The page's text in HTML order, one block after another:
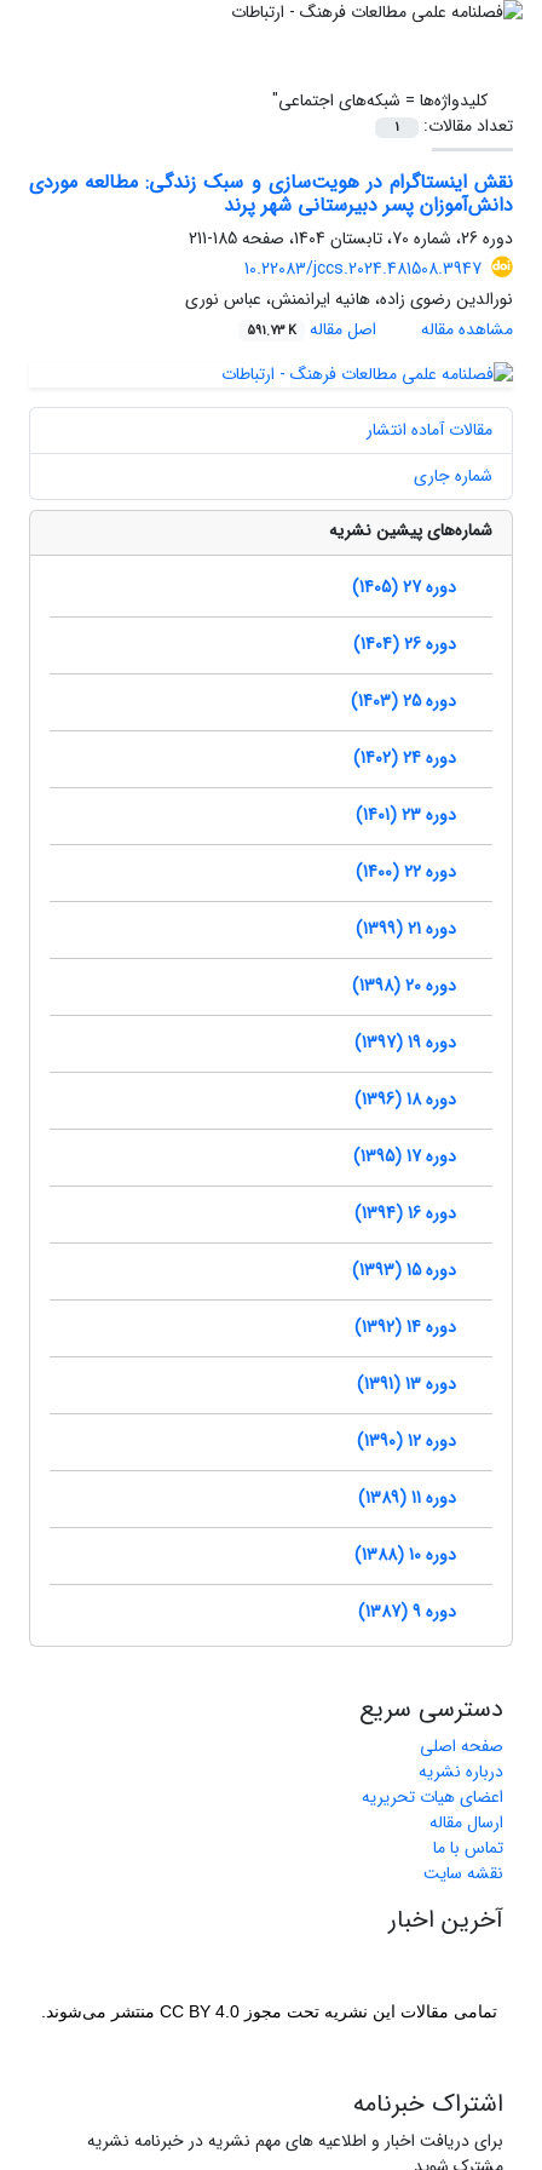
کلیدواژه‌ها = شبکه‌های اجتماعی"
تعداد مقالات:
1
نقش اینستاگرام در هویت‌سازی و سبک زندگی: مطالعه موردی
دانش‌آموزان پسر دبیرستانی شهر پرند
دوره 26، شماره 70، تابستان 1404، صفحه
185-211
10.22083/jccs.2024.481508.3947
نورالدین رضوی زاده، هانیه ایرانمنش، عباس نوری
مشاهده مقاله
اصل مقاله 591.73 K
مقالات آماده انتشار
شماره جاری
شماره‌های پیشین نشریه
دوره 27 (1405)
دوره 26 (1404)
دوره 25 (1403)
دوره 24 (1402)
دوره 23 (1401)
دوره 22 (1400)
دوره 21 (1399)
دوره 20 (1398)
دوره 19 (1397)
دوره 18 (1396)
دوره 17 (1395)
دوره 16 (1394)
دوره 15 (1393)
دوره 14 (1392)
دوره 13 (1391)
دوره 12 (1390)
دوره 11 (1389)
دوره 10 (1388)
دوره 9 (1387)
دسترسی سریع
صفحه اصلی
درباره نشریه
اعضای هیات تحریریه
ارسال مقاله
تماس با ما
نقشه سایت
آخرین اخبار
تمامی مقالات این نشریه تحت مجوز CC BY 4.0 منتشر می‌شوند.
اشتراک خبرنامه
برای دریافت اخبار و اطلاعیه های مهم نشریه در خبرنامه نشریه